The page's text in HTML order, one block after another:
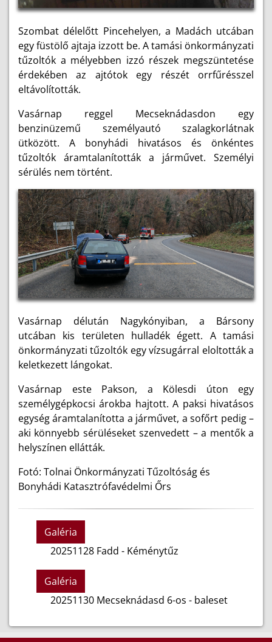
Szombat délelőtt Pincehelyen, a Madách utcában
egy füstölő ajtaja izzott be. A tamási önkormányzati
tűzoltók a mélyebben izzó részek megszüntetése
érdekében az ajtótok egy részét orrfűrésszel
eltávolították.
Vasárnap reggel Mecseknádasdon egy
benzinüzemű személyautó szalagkorlátnak
ütközött. A bonyhádi hivatásos és önkéntes
tűzoltók áramtalanították a járművet. Személyi
sérülés nem történt.
Vasárnap délután Nagykónyiban, a Bársony
utcában kis területen hulladék égett. A tamási
önkormányzati tűzoltók egy vízsugárral eloltották a
keletkezett lángokat.
Vasárnap este Pakson, a Kölesdi úton egy
személygépkocsi árokba hajtott. A paksi hivatásos
egység áramtalanította a járművet, a sofőrt pedig –
aki könnyebb sérüléseket szenvedett – a mentők a
helyszínen ellátták.
Fotó: Tolnai Önkormányzati Tűzoltóság és
Bonyhádi Katasztrófavédelmi Őrs
Galéria
20251128 Fadd - Kéménytűz
Galéria
20251130 Mecseknádasd 6-os - baleset